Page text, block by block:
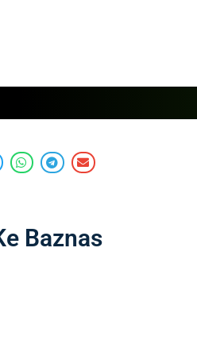
Baznas